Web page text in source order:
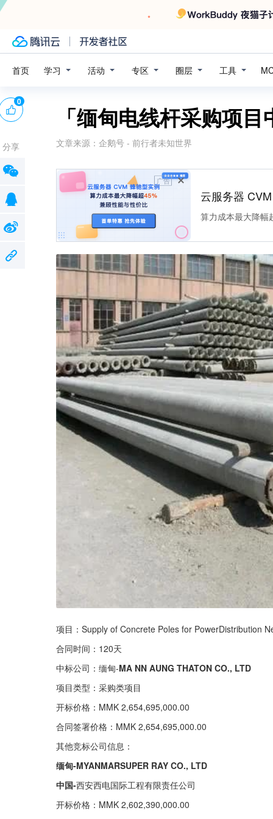
首页 学习 活动 专区 圈层 工具
「缅甸电线杆采购项
文章来源： 企鹅号 - 前行者未知世界
广告
云服务器
算力成本最大降幅
项目：Supply of Concrete Poles for PowerDistribution
合同时间：120天
中标公司：缅甸-MA NN AUNG THATON CO., LTD
项目类型：采购类项目
开标价格：MMK 2,654,695,000.00
合同签署价格：MMK 2,654,695,000.00
其他竞标公司信息：
缅甸-MYANMARSUPER RAY CO., LTD
中国-西安西电国际工程有限责任公司
开标价格：MMK 2,602,390,000.00
0
分享